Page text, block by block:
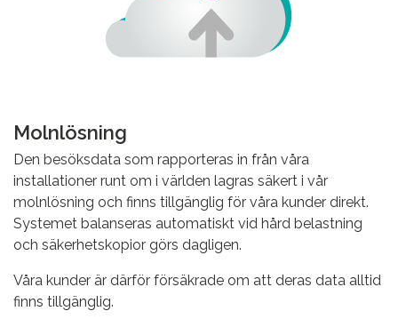
Molnlösning
Den besöksdata som rapporteras in från våra
installationer runt om i världen lagras säkert i vår
molnlösning och finns tillgänglig för våra kunder direkt.
Systemet balanseras automatiskt vid hård belastning
och säkerhetskopior görs dagligen.
Våra kunder är därför försäkrade om att deras data alltid
finns tillgänglig.